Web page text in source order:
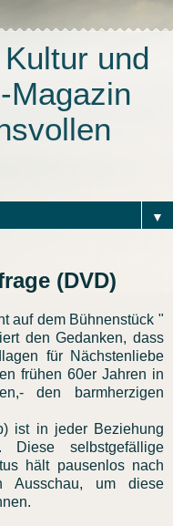
und
Magazin
▼
(DVD)
auf dem Bühnenstück "
den Gedanken, dass
für Nächstenliebe
frühen 60er Jahren in
den barmherzigen
ist in jeder Beziehung
Diese selbstgefällige
hält pausenlos nach
Ausschau, um diese